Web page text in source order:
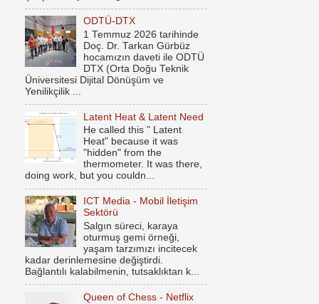
ODTÜ-DTX
1 Temmuz 2026 tarihinde
Doç. Dr. Tarkan Gürbüz
hocamızın daveti ile ODTÜ
DTX (Orta Doğu Teknik
Üniversitesi Dijital Dönüşüm ve
Yenilikçilik ...
Latent Heat & Latent Need
He called this " Latent
Heat" because it was
"hidden" from the
thermometer. It was there,
doing work, but you couldn...
ICT Media - Mobil İletişim
Sektörü
Salgın süreci, karaya
oturmuş gemi örneği,
yaşam tarzımızı incitecek
kadar derinlemesine değiştirdi.
Bağlantılı kalabilmenin, tutsaklıktan k...
Queen of Chess - Netflix